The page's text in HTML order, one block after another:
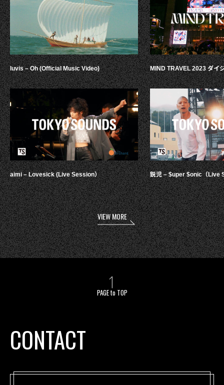
luvis – Oh (Official Music Video)
aimi – Lovesick (Live Session）
MIND TRAVEL 2023 ダイ
鋭児 – $uper $onic（Live
VIEW MORE
PAGE to TOP
CONTACT